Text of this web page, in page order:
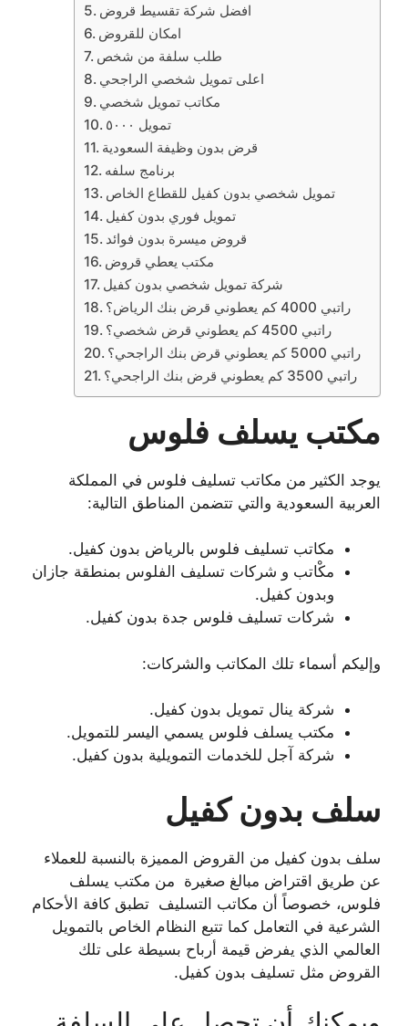
افضل شركة تقسيط قروض
امكان للقروض
طلب سلفة من شخص
اعلى تمويل شخصي الراجحي
مكاتب تمويل شخصي
تمويل ٥٠٠٠
قرض بدون وظيفة السعودية
برنامج سلفه
تمويل شخصي بدون كفيل للقطاع الخاص
تمويل فوري بدون كفيل
قروض ميسرة بدون فوائد
مكتب يعطي قروض
شركة تمويل شخصي بدون كفيل
راتبي 4000 كم يعطوني قرض بنك الرياض؟
راتبي 4500 كم يعطوني قرض شخصي؟
راتبي 5000 كم يعطوني قرض بنك الراجحي؟
راتبي 3500 كم يعطوني قرض بنك الراجحي؟
مكتب يسلف فلوس
يوجد الكثير من مكاتب تسليف فلوس في المملكة
العربية السعودية والتي تتضمن المناطق التالية:
مكاتب تسليف فلوس بالرياض بدون كفيل.
مكْاتب و شركات تسليف الفلوس بمنطقة جازان
وبدون كفيل.
شركات تسليف فلوس جدة بدون كفيل.
وإليكم أسماء تلك المكاتب والشركات:
شركة ينال تمويل بدون كفيل.
مكتب يسلف فلوس يسمي اليسر للتمويل.
شركة آجل للخدمات التمويلية بدون كفيل.
سلف بدون كفيل
سلف بدون كفيل من القروض المميزة بالنسبة للعملاء
عن طريق اقتراض مبالغ صغيرة من مكتب يسلف
فلوس، خصوصاً أن مكاتب التسليف تطبق كافة الأحكام
الشرعية في التعامل كما تتبع النظام الخاص بالتمويل
العالمي الذي يفرض قيمة أرباح بسيطة على تلك
القروض مثل تسليف بدون كفيل.